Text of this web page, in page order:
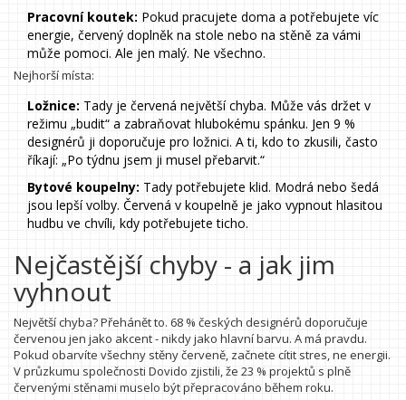
Pracovní koutek: Pokud pracujete doma a potřebujete víc
energie, červený doplněk na stole nebo na stěně za vámi
může pomoci. Ale jen malý. Ne všechno.
Nejhorší místa:
Ložnice: Tady je červená největší chyba. Může vás držet v
režimu „budit“ a zabraňovat hlubokému spánku. Jen 9 %
designérů ji doporučuje pro ložnici. A ti, kdo to zkusili, často
říkají: „Po týdnu jsem ji musel přebarvit.“
Bytové koupelny: Tady potřebujete klid. Modrá nebo šedá
jsou lepší volby. Červená v koupelně je jako vypnout hlasitou
hudbu ve chvíli, kdy potřebujete ticho.
Nejčastější chyby - a jak jim
vyhnout
Největší chyba? Přehánět to. 68 % českých designérů doporučuje
červenou jen jako akcent - nikdy jako hlavní barvu. A má pravdu.
Pokud obarvíte všechny stěny červeně, začnete cítit stres, ne energii.
V průzkumu společnosti Dovido zjistili, že 23 % projektů s plně
červenými stěnami muselo být přepracováno během roku.